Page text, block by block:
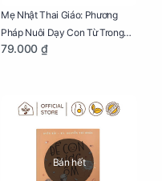
Mẹ Nhật Thai Giáo: Phương
Pháp Nuôi Dạy Con Từ Trong
Bụng Mẹ
79.000 ₫
Bán hết